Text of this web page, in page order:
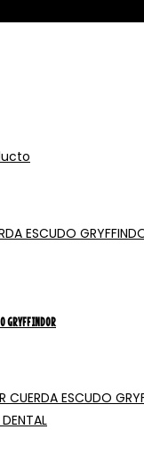
GRYFFINDOR